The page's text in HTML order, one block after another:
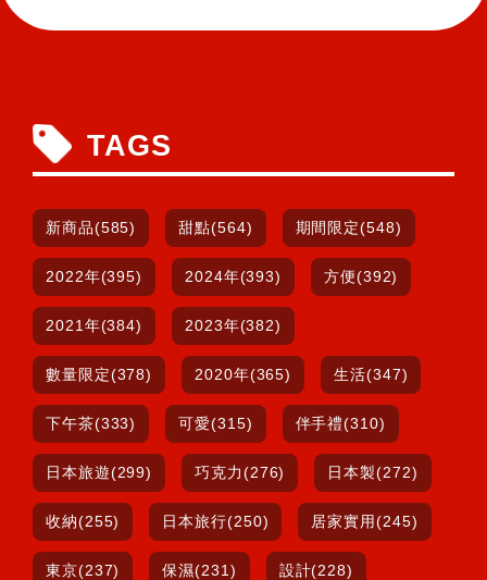
TAGS
新商品(585) 甜點(564) 期間限定(548)
2022年(395) 2024年(393) 方便(392)
2021年(384) 2023年(382)
數量限定(378) 2020年(365) 生活(347)
下午茶(333) 可愛(315) 伴手禮(310)
日本旅遊(299) 巧克力(276) 日本製(272)
收納(255) 日本旅行(250) 居家實用(245)
東京(237) 保濕(231) 設計(228)